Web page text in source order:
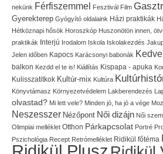
nekünk Férfiszemmel Fesztivál Film
Gyerekterep Gyógyító oldalaink Házi praktikák
Hétköznapi hősök Horoszkóp Huszonötön innen,
praktikák Interjú Irodalom Iskola Iskolakezdés
Jelen időben Kapocs Karácsonyi babonák
balkon Kezdd el te is! Kiállítás Kispapa - apuka
Kulisszatitkok Kultúr-mix Kultúra
Könyvtámasz Környezetvédelem Lakberendezés
olvastad? Mi lett vele? Minden jó, ha jó a vége
Neszesszer Nézőpont Női dizájn Női
Olimpiai melléklet Otthon Párkapcsolat Portré
Pszichológia Recept Retrómelléklet Ridikül főtéma